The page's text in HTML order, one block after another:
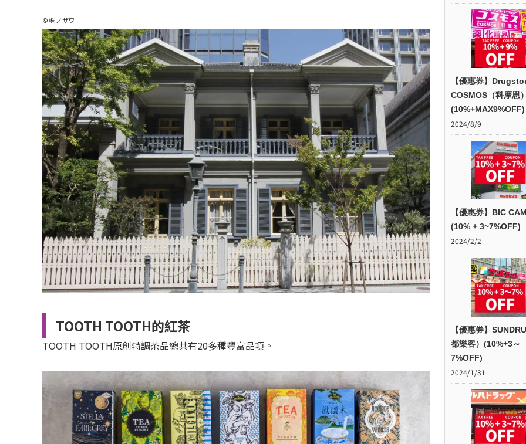
© ㈱ノザワ
TOOTH TOOTH的紅茶
TOOTH TOOTH原創特調茶品總共有20多種豐富品項。
【優惠券】
COSMOS（科摩思
(10%+MAX9%OFF)
2024/8/9
【優惠券】BIC
(10% + 3~7%OFF)
2024/2/2
【優惠券】
都樂客）(10%+3～
7%OFF)
2024/1/31